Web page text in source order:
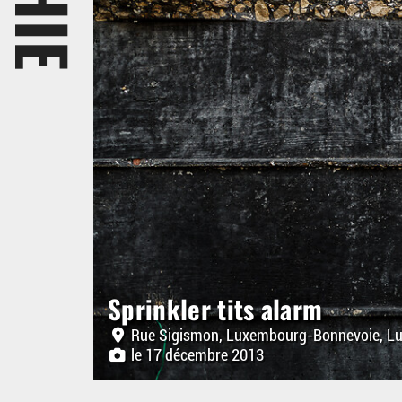
Sprinkler tits alarm
Rue Sigismon, Luxembourg-Bonnevoie,
le 17 décembre 2013